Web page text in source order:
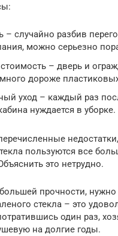
– случайно разбив
можно серьезно
– дверь и
дороже
уход – каждый раз
нуждается в уборке.
недостатки,
пользуются все
это нетрудно.
прочности,
стекла – это
один раз,
на долгие годы.